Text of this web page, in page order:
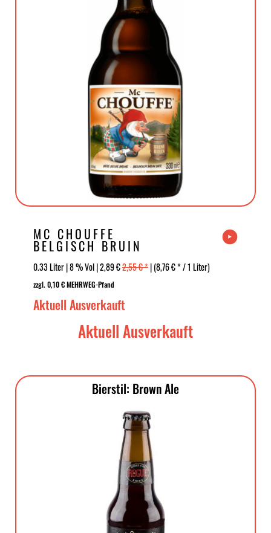
MC CHOUFFE
BELGISCH BRUIN
0.33 Liter | 8 % Vol | 2,89 €2,55 € *| (8,76 € * / 1 Liter)
zzgl. 0,10 € MEHRWEG-Pfand
Aktuell Ausverkauft
Aktuell Ausverkauft
Bierstil: Brown Ale